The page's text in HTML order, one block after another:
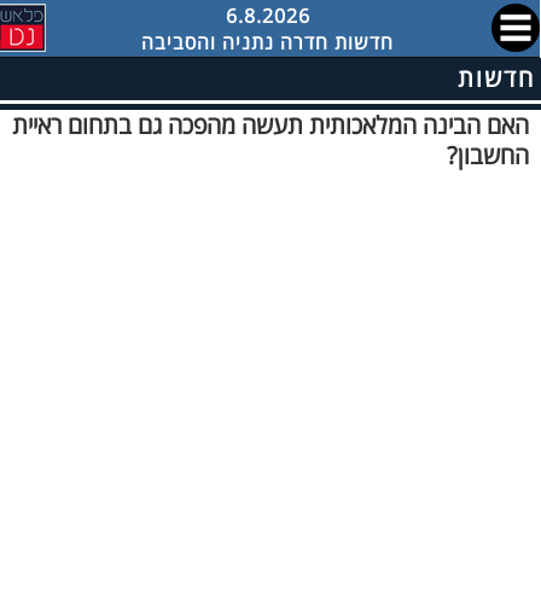
6.8.2026
חדשות חדרה נתניה והסביבה
חדשות
האם הבינה המלאכותית תעשה מהפכה גם בתחום ראיית
החשבון?